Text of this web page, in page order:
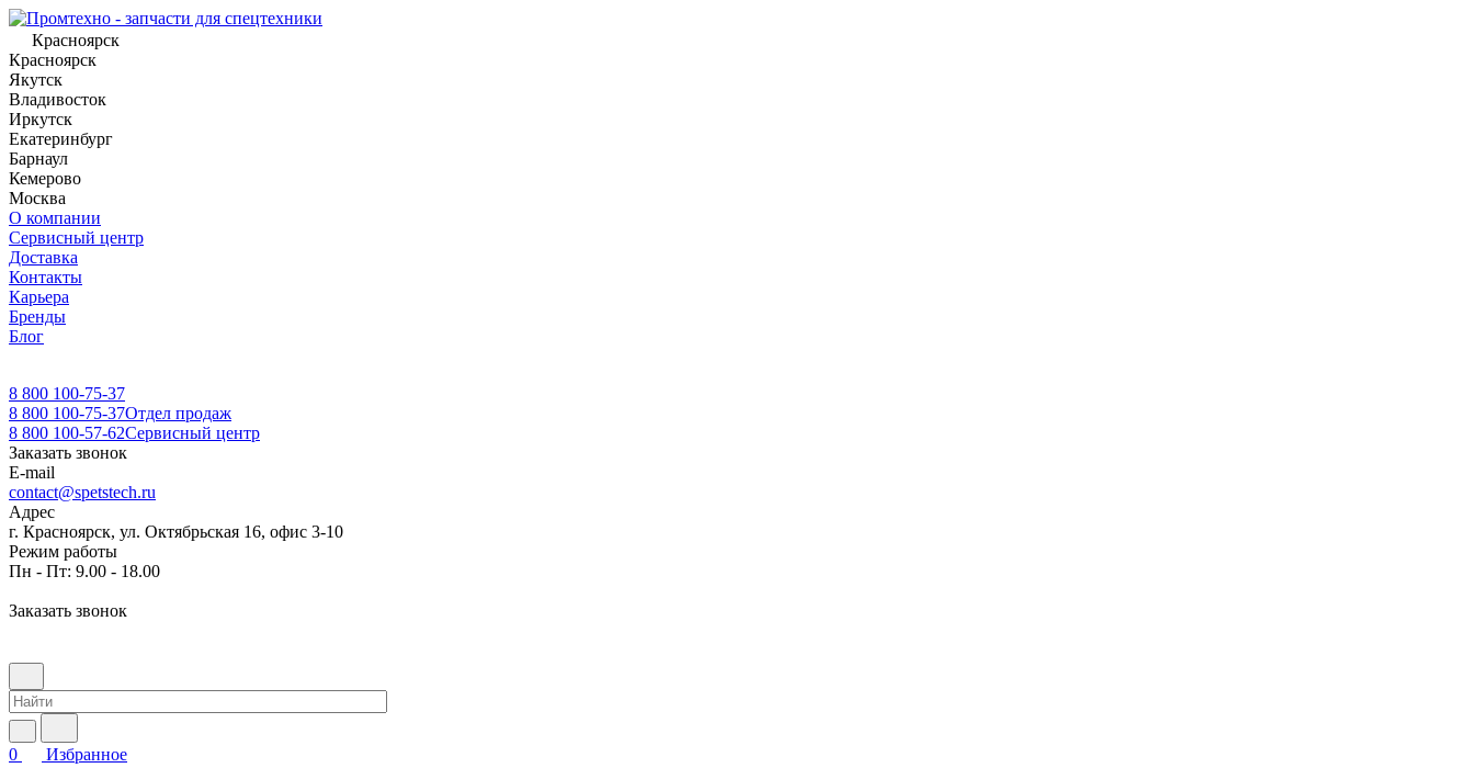
Красноярск
Красноярск
Якутск
Владивосток
Иркутск
Екатеринбург
Барнаул
Кемерово
Москва
О компании
Сервисный центр
Доставка
Контакты
Карьера
Бренды
Блог
8 800 100-75-37
8 800 100-75-37Отдел продаж
8 800 100-57-62Сервисный центр
Заказать звонок
E-mail
contact@spetstech.ru
Адрес
г. Красноярск, ул. Октябрьская 16, офис 3-10
Режим работы
Пн - Пт: 9.00 - 18.00
Заказать звонок
0
Избранное